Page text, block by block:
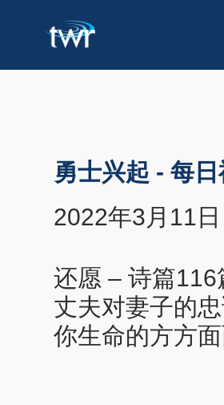
勇士兴起 - 每
2022年3月11日
还愿 – 诗篇116
丈夫对妻子的
你生命的方方面